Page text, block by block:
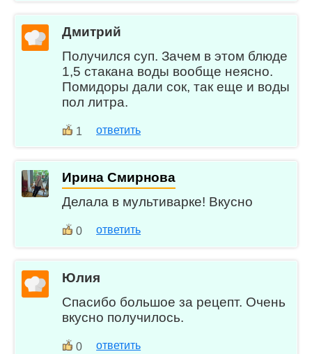
Дмитрий
Получился суп. Зачем в этом блюде
1,5 стакана воды вообще неясно.
Помидоры дали сок, так еще и воды
пол литра.
1 ответить
Ирина Смирнова
Делала в мультиварке! Вкусно
0 ответить
Юлия
Спасибо большое за рецепт. Очень
вкусно получилось.
0 ответить